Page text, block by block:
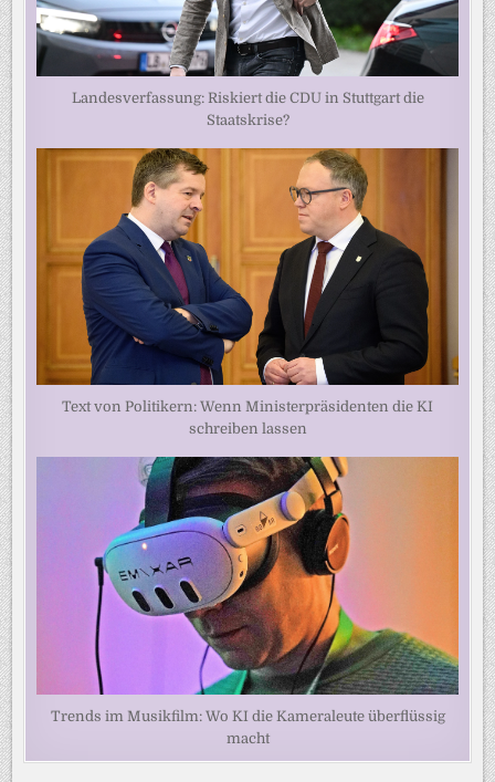
Landesverfassung: Riskiert die CDU in Stuttgart die
Staatskrise?
Text von Politikern: Wenn Ministerpräsidenten die KI
schreiben lassen
Trends im Musikfilm: Wo KI die Kameraleute überflüssig
macht